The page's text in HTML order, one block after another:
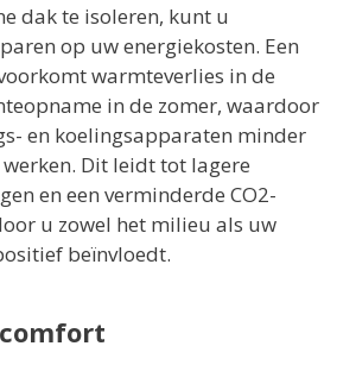
dak te isoleren, kunt u
op uw energiekosten. Een
warmteverlies in de
in de zomer, waardoor
en koelingsapparaten minder
Dit leidt tot lagere
en een verminderde CO2-
u zowel het milieu als uw
beïnvloedt.